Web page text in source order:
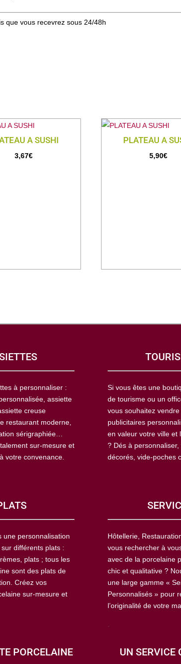
que vous recevrez sous 24/48h
A SUSHI
3,67€
PLATEAU A
5,90€
à personnaliser :
assiette
creuse
restaurant moderne,
sérigraphiée…
sur-mesure et
votre convenance.
Si vous êtes une
de tourisme ou un
vous souhaitez
publicitaires
en valeur votre ville et
? Dés à personnaliser,
décorés, vide-poches
une personnalisation
différents plats :
plats ; tous les
sont des plats de
Créez vos
sur-mesure et
Hôtellerie,
vous rechercher à
avec de la porcelaine
chic et qualitative ?
une large gamme «
Personnalisés » pour
l’originalité de votre
PORCELAINE UN SERVICE